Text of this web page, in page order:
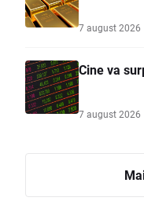
7 august 2026
Cine va
7 august 2026